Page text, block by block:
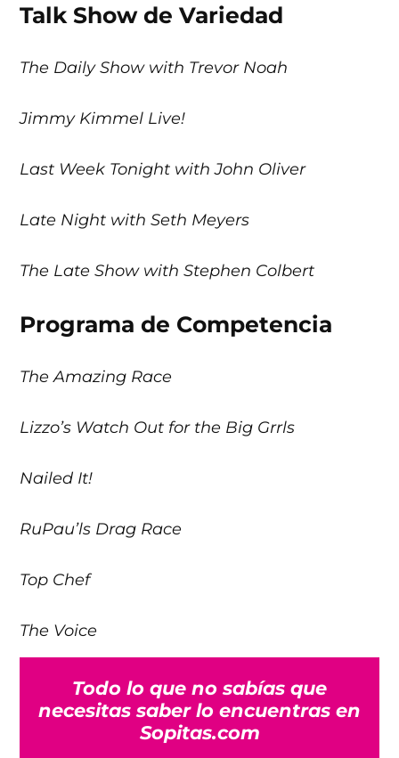
Talk Show de Variedad
The Daily Show with Trevor Noah
Jimmy Kimmel Live!
Last Week Tonight with John Oliver
Late Night with Seth Meyers
The Late Show with Stephen Colbert
Programa de Competencia
The Amazing Race
Lizzo’s Watch Out for the Big Grrls
Nailed It!
RuPau’ls Drag Race
Top Chef
The Voice
Todo lo que no sabías que
necesitas saber lo encuentras en
Sopitas.com